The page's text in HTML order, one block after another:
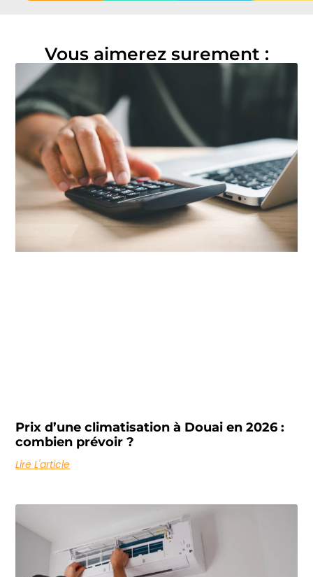
Vous aimerez surement :
Prix d’une climatisation à Douai en 2026 :
combien prévoir ?
Lire L'article